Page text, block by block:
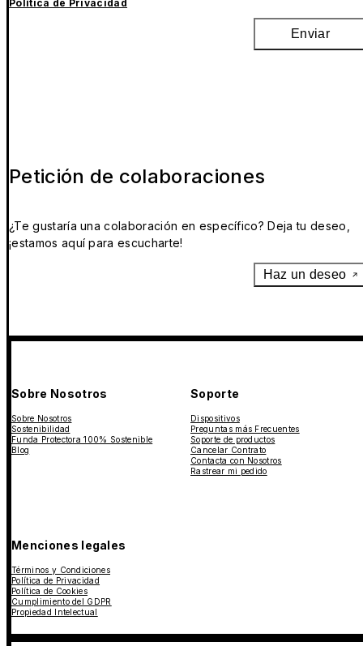
Política de Privacidad
Enviar
Petición de colaboraciones
¿Te gustaría una colaboración en específico? Deja tu deseo,
¡estamos aquí para escucharte!
Haz un deseo
Sobre Nosotros
Sobre Nosotros
Sostenibilidad
Funda Protectora 100% Sostenible
Blog
Soporte
Dispositivos
Preguntas más Frecuentes
Soporte de productos
Cancelar Contrato
Contacta con Nosotros
Rastrear mi pedido
Menciones legales
Términos y Condiciones
Política de Privacidad
Política de Cookies
Cumplimiento del GDPR
Propiedad Intelectual